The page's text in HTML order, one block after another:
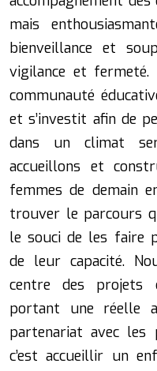
mais
bienveillance et
vigilance et fermeté.
communauté
et s’investit afin de
dans un climat
accueillons et
femmes de demain
trouver le parcours
le souci de les faire
de leur capacité.
centre des projets
portant une réelle
partenariat avec les
c’est accueillir un